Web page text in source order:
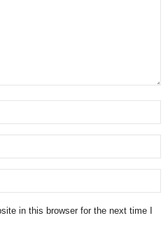
in this browser for the next time I